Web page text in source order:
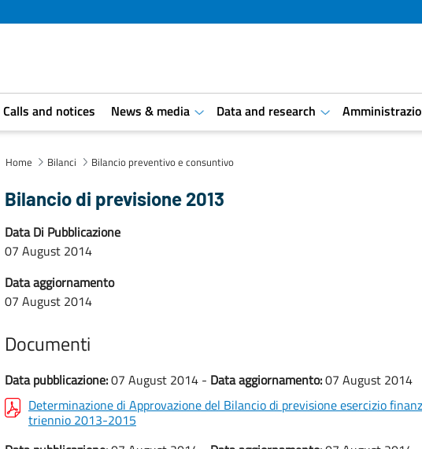
Calls and notices News & media
aret.open.submenu
Data and research
Home Bilanci Bilancio preventivo e consuntivo
Bilancio di previsione 2013
Data Di Pubblicazione
07 August 2014
Data aggiornamento
07 August 2014
Documenti
Data pubblicazione:07 August 2014 - Data aggiornamento:07 August 2014
Determinazione di Approvazione del Bilancio di previsione esercizio
triennio 2013-2015